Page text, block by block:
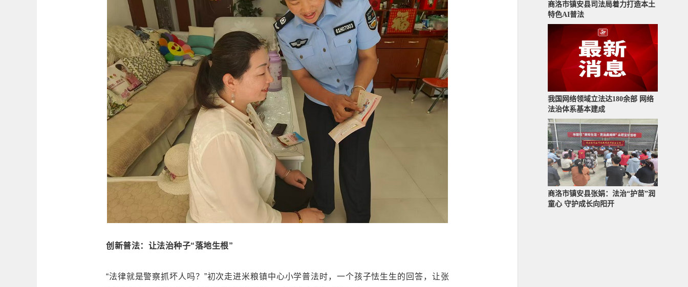
创新普法：让法治种子“落地生根”
“法律就是警察抓坏人吗？”初次走进米粮镇中心小学普法时，一个孩子怯生生的回答，让张
商洛市镇安县司法局着力打造本土
特色AI普法
我国网络领域立法达180余部 网络
法治体系基本建成
商洛市镇安县张娟：法治“护苗”润
童心 守护成长向阳开